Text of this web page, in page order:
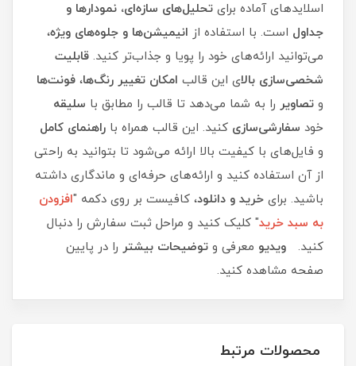
اسلایدهای آماده برای تحلیل‌های سازه‌ای، نمودارها و
جداول است. با استفاده از انیمیشن‌ها و جلوه‌های ویژه،
می‌توانید ارائه‌های خود را پویا و جذاب‌تر کنید. قابلیت
شخصی‌سازی بالای این قالب امکان تغییر رنگ‌ها، فونت‌ها
و تصاویر را به شما می‌دهد تا قالب را مطابق با سلیقه
خود سفارشی‌سازی کنید. این قالب همراه با راهنمای کامل
و فایل‌های با کیفیت بالا ارائه می‌شود تا بتوانید به راحتی
از آن استفاده کنید و ارائه‌های حرفه‌ای و ماندگاری داشته
باشید. برای خرید و دانلود، کافیست بر روی دکمه "افزودن
به سبد خرید" کلیک کنید و مراحل ثبت سفارش را دنبال
کنید. ویدیو معرفی و توضیحات بیشتر را در پایین
صفحه مشاهده کنید.
محصولات مرتبط